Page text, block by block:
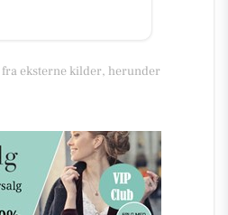
fra eksterne kilder, herunder